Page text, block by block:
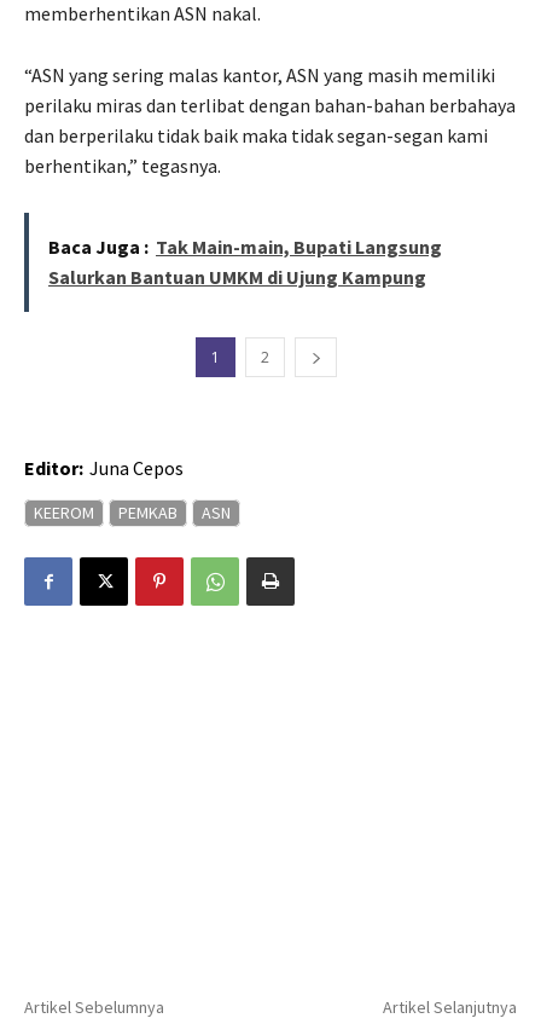
memberhentikan ASN nakal.
“ASN yang sering malas kantor, ASN yang masih memiliki
perilaku miras dan terlibat dengan bahan-bahan berbahaya
dan berperilaku tidak baik maka tidak segan-segan kami
berhentikan,” tegasnya.
Baca Juga : Tak Main-main, Bupati Langsung
Salurkan Bantuan UMKM di Ujung Kampung
1 2
Editor: Juna Cepos
KEEROM PEMKAB ASN
Artikel Sebelumnya Artikel Selanjutnya